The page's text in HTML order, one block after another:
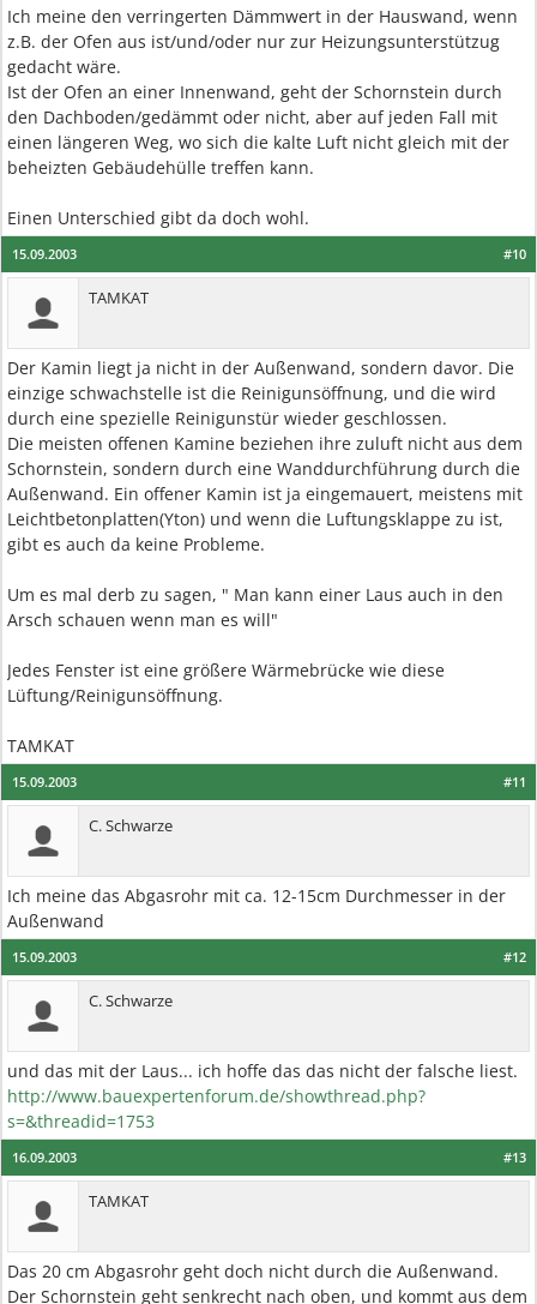
Ich meine den verringerten Dämmwert in der Hauswand, wenn
z.B. der Ofen aus ist/und/oder nur zur Heizungsunterstützug
gedacht wäre.
Ist der Ofen an einer Innenwand, geht der Schornstein durch
den Dachboden/gedämmt oder nicht, aber auf jeden Fall mit
einen längeren Weg, wo sich die kalte Luft nicht gleich mit der
beheizten Gebäudehülle treffen kann.
Einen Unterschied gibt da doch wohl.
#10
15.09.2003
TAMKAT
Der Kamin liegt ja nicht in der Außenwand, sondern davor. Die
einzige schwachstelle ist die Reinigunsöffnung, und die wird
durch eine spezielle Reinigunstür wieder geschlossen.
Die meisten offenen Kamine beziehen ihre zuluft nicht aus dem
Schornstein, sondern durch eine Wanddurchführung durch die
Außenwand. Ein offener Kamin ist ja eingemauert, meistens mit
Leichtbetonplatten(Yton) und wenn die Luftungsklappe zu ist,
gibt es auch da keine Probleme.
Um es mal derb zu sagen, " Man kann einer Laus auch in den
Arsch schauen wenn man es will"
Jedes Fenster ist eine größere Wärmebrücke wie diese
Lüftung/Reinigunsöffnung.
TAMKAT
#11
15.09.2003
C. Schwarze
Ich meine das Abgasrohr mit ca. 12-15cm Durchmesser in der
Außenwand
#12
15.09.2003
C. Schwarze
und das mit der Laus... ich hoffe das das nicht der falsche liest.
http://www.bauexpertenforum.de/showthread.php?
s=&threadid=1753
#13
16.09.2003
TAMKAT
Das 20 cm Abgasrohr geht doch nicht durch die Außenwand.
Der Schornstein geht senkrecht nach oben, und kommt aus dem